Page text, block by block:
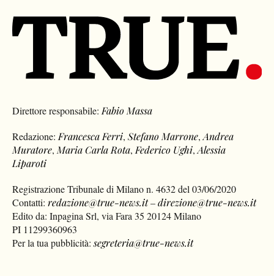
Direttore responsabile: Fabio Massa
Redazione: Francesca Ferri,Stefano Marrone,Andrea
Muratore, Maria Carla Rota, Federico Ughi,Alessia
Liparoti
Registrazione Tribunale di Milano n. 4632 del 03/06/2020
Contatti:redazione@true-news.it–direzione@true-news.it
Edito da: Inpagina Srl, via Fara 35 20124 Milano
PI 11299360963
Per la tua pubblicità:segreteria@true-news.it